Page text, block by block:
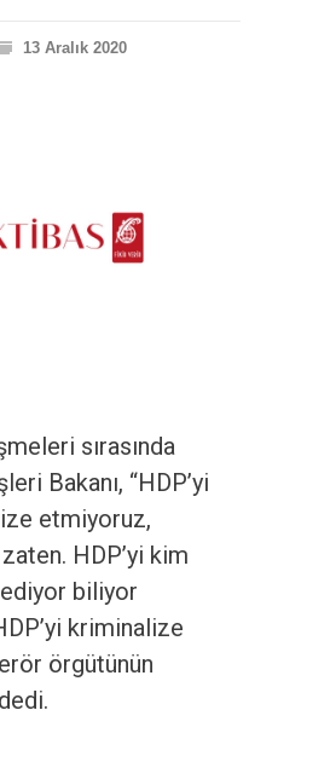
13 Aralık 2020
sırasında
Bakanı, “HDP’yi
etmiyoruz,
HDP’yi kim
biliyor
kriminalize
örgütünün